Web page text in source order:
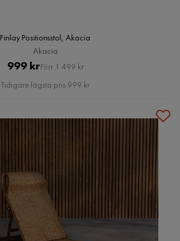
Finlay Positionsstol, Akacia
Akacia
Pris
999 kr Original
Pris
Förr 1 499 kr
Tidigare lägsta pris 999 kr